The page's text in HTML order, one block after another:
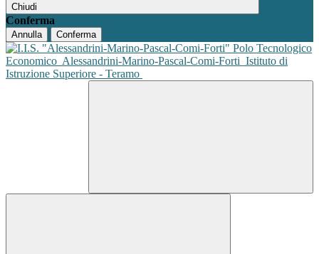
Chiudi
Conferma
Annulla Conferma
Polo Tecnologico
Economico Alessandrini-Marino-Pascal-Comi-Forti Istituto di
Istruzione Superiore - Teramo